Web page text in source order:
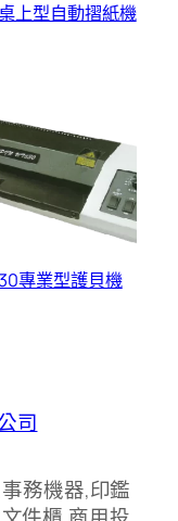
上型自動摺紙機
專業型護貝機
司
務機器,印鑑